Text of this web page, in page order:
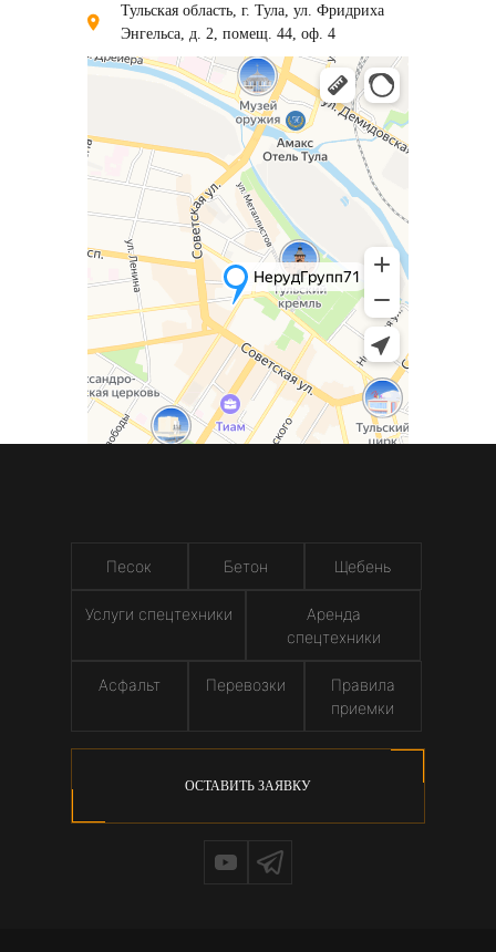
Тульская область, г. Тула, ул. Фридриха
Энгельса, д. 2, помещ. 44, оф. 4
Песок Бетон Щебень
Услуги спецтехники
Аренда
спецтехники
Асфальт Перевозки
Правила
приемки
ОСТАВИТЬ ЗАЯВКУ